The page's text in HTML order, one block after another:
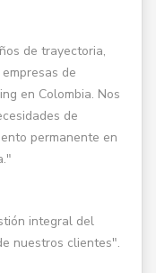
de trayectoria,
de
en Colombia. Nos
de
permanente en
integral del
nuestros clientes".